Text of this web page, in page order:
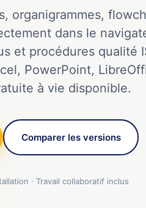
organigrammes,
dans le
et procédures qualité
PowerPoint,
à vie disponible.
Comparer les versions
· Travail collaboratif inclus